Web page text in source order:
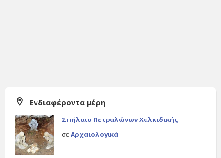
Ενδιαφέροντα μέρη
Σπήλαιο Πετραλώνων Χαλκιδικής
σε Αρχαιολογικά